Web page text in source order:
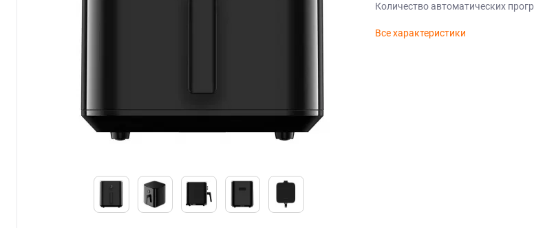
Количество автоматических
Все характеристики